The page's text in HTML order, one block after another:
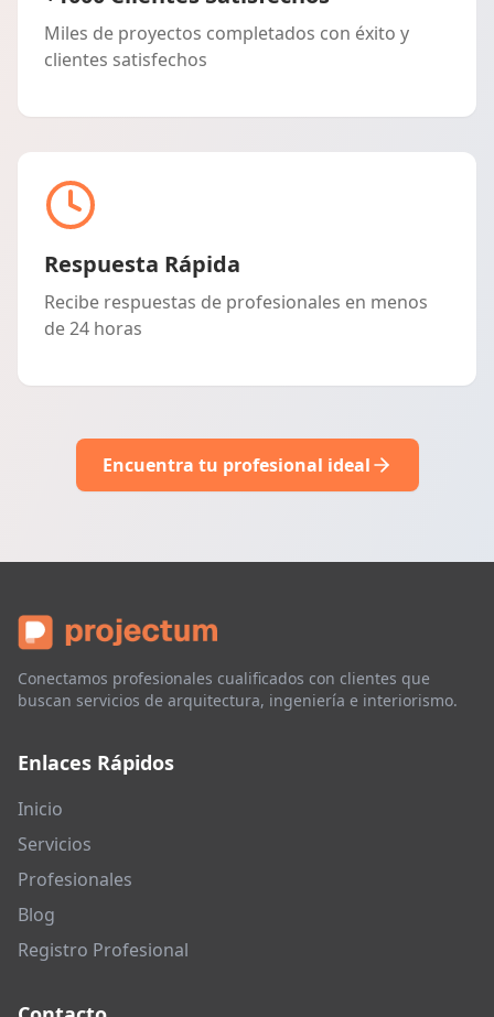
Miles de proyectos completados con éxito y
clientes satisfechos
Respuesta Rápida
Recibe respuestas de profesionales en menos
de 24 horas
Encuentra tu profesional ideal
Conectamos profesionales cualificados con clientes que
buscan servicios de arquitectura, ingeniería e interiorismo.
Enlaces Rápidos
Inicio
Servicios
Profesionales
Blog
Registro Profesional